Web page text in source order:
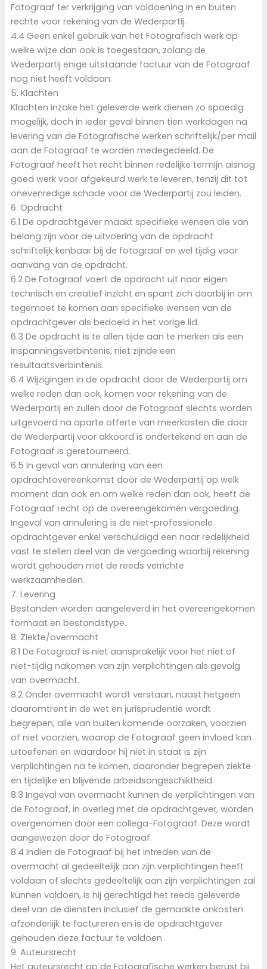
Fotograaf ter verkrijging van voldoening in en buiten
rechte voor rekening van de Wederpartij.
4.4 Geen enkel gebruik van het Fotografisch werk op
welke wijze dan ook is toegestaan, zolang de
Wederpartij enige uitstaande factuur van de Fotograaf
nog niet heeft voldaan.
5. Klachten
Klachten inzake het geleverde werk dienen zo spoedig
mogelijk, doch in ieder geval binnen tien werkdagen na
levering van de Fotografische werken schriftelijk/per mail
aan de Fotograaf te worden medegedeeld. De
Fotograaf heeft het recht binnen redelijke termijn alsnog
goed werk voor afgekeurd werk te leveren, tenzij dit tot
onevenredige schade voor de Wederpartij zou leiden.
6. Opdracht
6.1 De opdrachtgever maakt specifieke wensen die van
belang zijn voor de uitvoering van de opdracht
schriftelijk kenbaar bij de fotograaf en wel tijdig voor
aanvang van de opdracht.
6.2 De Fotograaf voert de opdracht uit naar eigen
technisch en creatief inzicht en spant zich daarbij in om
tegemoet te komen aan specifieke wensen van de
opdrachtgever als bedoeld in het vorige lid.
6.3 De opdracht is te allen tijde aan te merken als een
inspanningsverbintenis, niet zijnde een
resultaatsverbintenis.
6.4 Wijzigingen in de opdracht door de Wederpartij om
welke reden dan ook, komen voor rekening van de
Wederpartij en zullen door de Fotograaf slechts worden
uitgevoerd na aparte offerte van meerkosten die door
de Wederpartij voor akkoord is ondertekend en aan de
Fotograaf is geretourneerd.
6.5 In geval van annulering van een
opdrachtovereenkomst door de Wederpartij op welk
moment dan ook en om welke reden dan ook, heeft de
Fotograaf recht op de overeengekomen vergoeding.
Ingeval van annulering is de niet-professionele
opdrachtgever enkel verschuldigd een naar redelijkheid
vast te stellen deel van de vergoeding waarbij rekening
wordt gehouden met de reeds verrichte
werkzaamheden.
7. Levering
Bestanden worden aangeleverd in het overeengekomen
formaat en bestandstype.
8. Ziekte/overmacht
8.1 De Fotograaf is niet aansprakelijk voor het niet of
niet-tijdig nakomen van zijn verplichtingen als gevolg
van overmacht.
8.2 Onder overmacht wordt verstaan, naast hetgeen
daaromtrent in de wet en jurisprudentie wordt
begrepen, alle van buiten komende oorzaken, voorzien
of niet voorzien, waarop de Fotograaf geen invloed kan
uitoefenen en waardoor hij niet in staat is zijn
verplichtingen na te komen, daaronder begrepen ziekte
en tijdelijke en blijvende arbeidsongeschiktheid.
8.3 Ingeval van overmacht kunnen de verplichtingen van
de Fotograaf, in overleg met de opdrachtgever, worden
overgenomen door een collega-Fotograaf. Deze wordt
aangewezen door de Fotograaf.
8.4 Indien de Fotograaf bij het intreden van de
overmacht al gedeeltelijk aan zijn verplichtingen heeft
voldaan of slechts gedeeltelijk aan zijn verplichtingen zal
kunnen voldoen, is hij gerechtigd het reeds geleverde
deel van de diensten inclusief de gemaakte onkosten
afzonderlijk te factureren en is de opdrachtgever
gehouden deze factuur te voldoen.
9. Auteursrecht
Het auteursrecht op de Fotografische werken berust bij